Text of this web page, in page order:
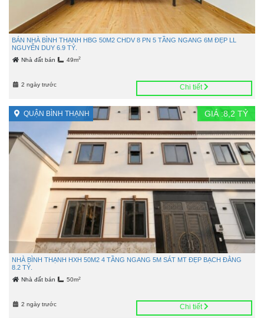
BÁN NHÀ BÌNH THẠNH HBG 50M2 CHDV 8 PN 5 TẦNG NGANG 6M ĐẸP LL
NGUYỄN DUY 6.9 TỶ.
Nhà đất bán 49m2
2 ngày trước Chi tiết
QUẬN BÌNH THẠNH GIÁ :8,2 TỶ
NHÀ BÌNH THẠNH HXH 50M2 4 TẦNG NGANG 5M SÁT MT ĐẸP BẠCH ĐẰNG
8.2 TỶ.
Nhà đất bán 50m2
2 ngày trước Chi tiết